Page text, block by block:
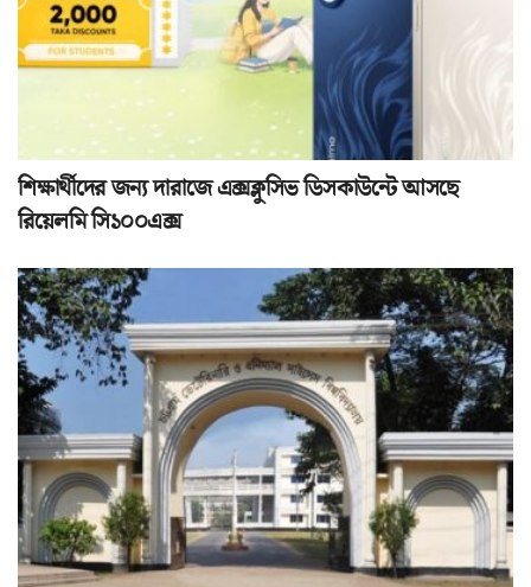
শিক্ষার্থীদের জন্য দারাজে এক্সক্লুসিভ ডিসকাউন্টে আসছে
রিয়েলমি সি১০০এক্স